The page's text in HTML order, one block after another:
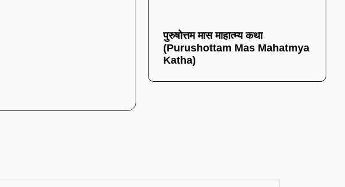
पुरुषोत्तम मास माहात्म्य कथा
(Purushottam Mas Mahatmya
Katha)